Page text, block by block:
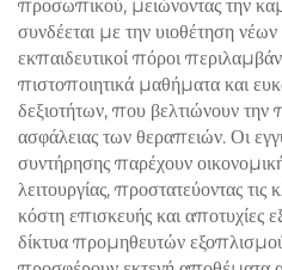
προσωπικού, μειώνοντας την
συνδέεται με την υιοθέτηση νέων
εκπαιδευτικοί πόροι
πιστοποιητικά μαθήματα και
δεξιοτήτων, που βελτιώνουν την
ασφάλειας των θεραπειών. Οι
συντήρησης παρέχουν
λειτουργίας, προστατεύοντας
κόστη επισκευής και αποτυχίες
δίκτυα προμηθευτών